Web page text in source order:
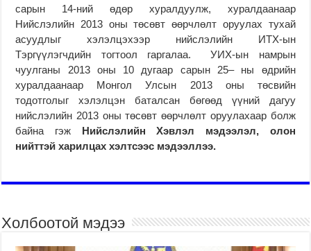
сарын 14-ний өдөр хуралдуулж, хуралдаанаар
Нийслэлийн 2013 оны төсөвт өөрчлөлт оруулах тухай
асуудлыг хэлэлцэхээр нийслэлийн ИТХ-ын
Тэргүүлэгчдийн тогтоол гаргалаа. УИХ-ын намрын
чуулганы 2013 оны 10 дугаар сарын 25– ны өдрийн
хуралдаанаар Монгол Улсын 2013 оны төсвийн
тодотголыг хэлэлцэн баталсан бөгөөд үүний дагуу
нийслэлийн 2013 оны төсөвт өөрчлөлт оруулахаар болж
байна гэж Нийслэлийн Хэвлэл мэдээлэл, олон
нийттэй харилцах хэлтсээс мэдээллээ.
Холбоотой мэдээ